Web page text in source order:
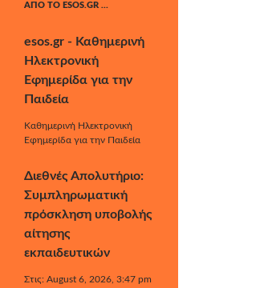
ΑΠΌ ΤΟ ESOS.GR …
esos.gr - Καθημερινή
Ηλεκτρονική
Εφημερίδα για την
Παιδεία
Καθημερινή Ηλεκτρονική
Εφημερίδα για την Παιδεία
Διεθνές Απολυτήριο:
Συμπληρωματική
πρόσκληση υποβολής
αίτησης
εκπαιδευτικών
Στις: August 6, 2026, 3:47 pm